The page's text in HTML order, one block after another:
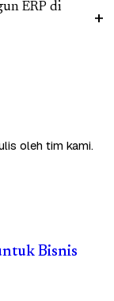
ERP di
oleh tim kami.
Bisnis